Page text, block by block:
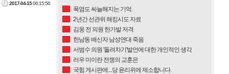
2017-04-1506:15:56
폭염도 싸늘해지는 기억.
2년간 선관위 해킹시도 자료
김웅 전 의원 한가발 저격
한남동 배신자 남성연대 죽음
서범수 의원 '돌려차기'발언에 대한 개인적인 생각
러우 미이란 전쟁의 교훈은
국힘 게시판에....당 윤리위에 제소합니다.